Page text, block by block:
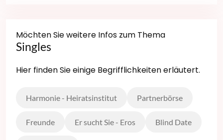
Möchten Sie weitere Infos zum Thema
Singles
Hier finden Sie einige Begrifflichkeiten erläutert.
Harmonie - Heiratsinstitut Partnerbörse
Freunde Er sucht Sie - Eros Blind Date